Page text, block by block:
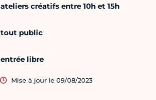
ateliers créatifs entre 10h et 15h
tout public
entrée libre
Mise à jour le 09/08/2023